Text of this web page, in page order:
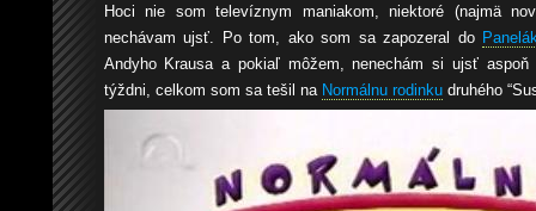
Hoci nie som televíznym maniakom, niektoré (najmä
nechávam ujsť. Po tom, ako som sa zapozeral do
Andyho Krausa a pokiaľ môžem, nenechám si ujsť
týždni, celkom som sa tešil na Normálnu rodinkudruhého